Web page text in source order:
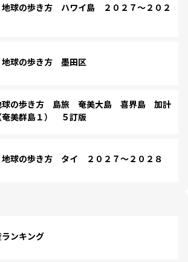
球の歩き方 ハワイ島 ２０２７～２０２
球の歩き方 墨田区
の歩き方 島旅 奄美大島 喜界島 加計
奄美群島１） ５訂版
球の歩き方 タイ ２０２７～２０２８
ンキング